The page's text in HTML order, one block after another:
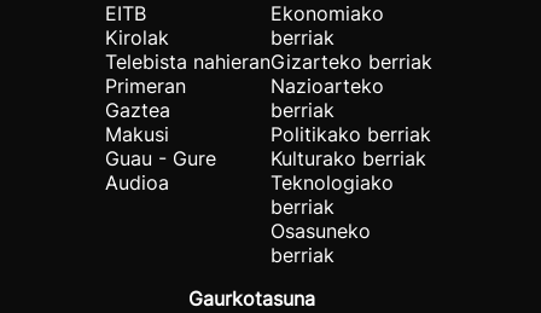
EITB
Kirolak
Telebista nahieran
Primeran
Gaztea
Makusi
Guau - Gure
Audioa
Ekonomiako
berriak
Gizarteko berriak
Nazioarteko
berriak
Politikako berriak
Kulturako berriak
Teknologiako
berriak
Osasuneko
berriak
Gaurkotasuna